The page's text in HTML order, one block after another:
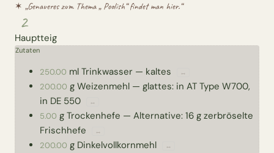
✶ „Genaueres zum Thema „ Poolish“ findet man hier.“
2
Hauptteig
Zutaten
250.00 ml Trinkwasser — kaltes ↔
200.00 g Weizenmehl — glattes: in AT Type W700,
in DE 550
↔
5.00 g Trockenhefe — Alternative: 16 g zerbröselte
Frischhefe
↔
200.00 g Dinkelvollkornmehl ↔